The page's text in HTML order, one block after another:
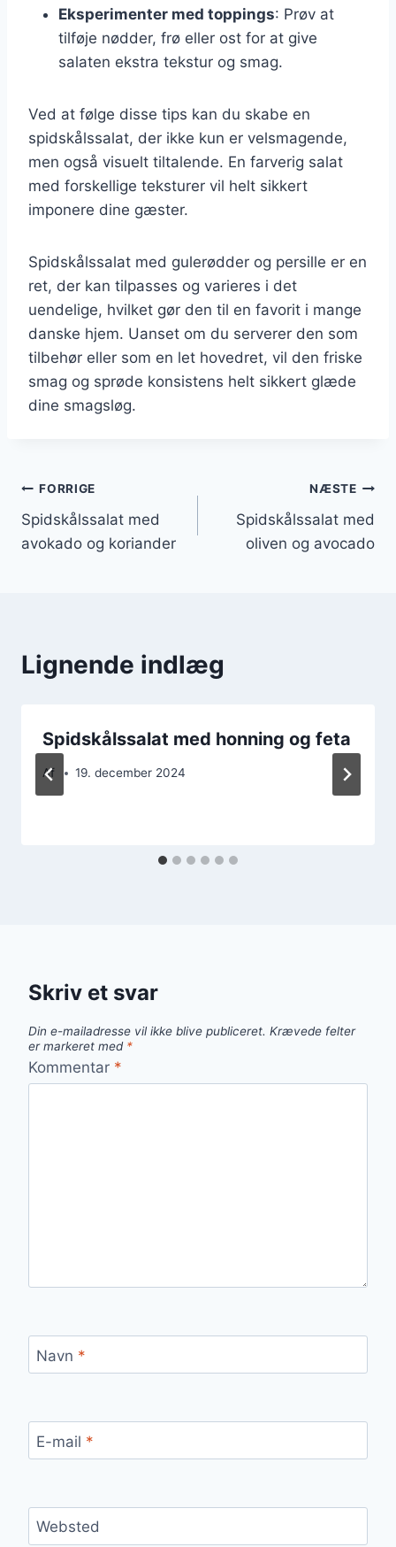
Eksperimenter med toppings: Prøv at
tilføje nødder, frø eller ost for at give
salaten ekstra tekstur og smag.
Ved at følge disse tips kan du skabe en
spidskålssalat, der ikke kun er velsmagende,
men også visuelt tiltalende. En farverig salat
med forskellige teksturer vil helt sikkert
imponere dine gæster.
Spidskålssalat med gulerødder og persille er en
ret, der kan tilpasses og varieres i det
uendelige, hvilket gør den til en favorit i mange
danske hjem. Uanset om du serverer den som
tilbehør eller som en let hovedret, vil den friske
smag og sprøde konsistens helt sikkert glæde
dine smagsløg.
Indlægsnavigation
FORRIGE
Spidskålssalat med
avokado og koriander
NÆSTE
Spidskålssalat med
oliven og avocado
Lignende indlæg
Spidskålssalat med honning og feta
Af 19. december 2024
Skriv et svar
Din e-mailadresse vil ikke blive publiceret. Krævede felter
er markeret med *
Kommentar *
Navn *
E-mail *
Websted